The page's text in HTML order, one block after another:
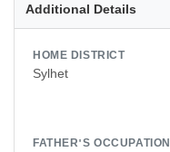
Additional Details
HOME DISTRICT
Sylhet
FATHER'S OCCUPATION